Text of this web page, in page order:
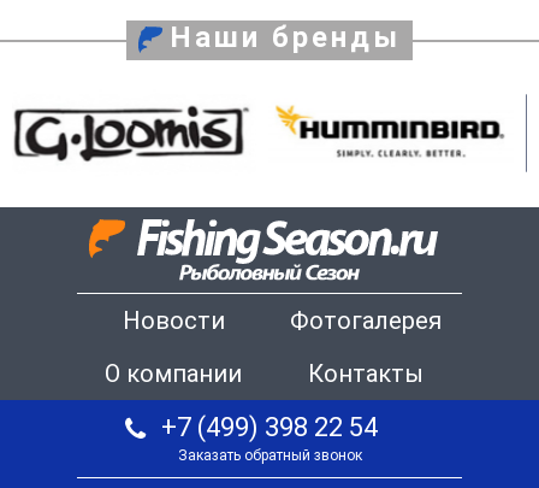
Наши бренды
Новости
Фотогалерея
О компании
Контакты
+7 (499) 398 22 54
Заказать обратный звонок